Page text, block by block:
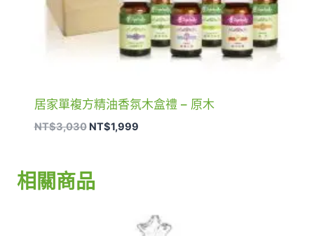
居家單複方精油香氛木盒禮 – 原木
NT$3,030 原
格：
NT$3,030。
NT$1,999目
相關商品